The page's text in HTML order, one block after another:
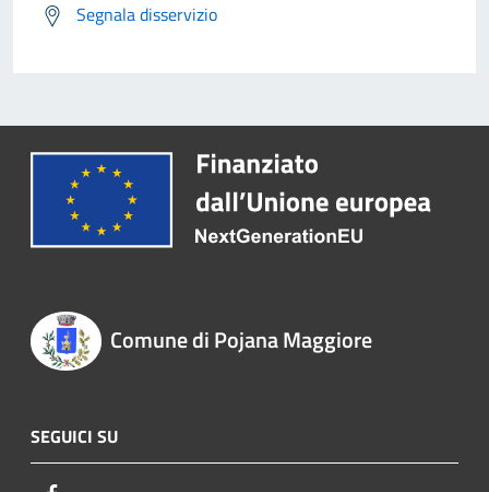
Segnala disservizio
Comune di Pojana Maggiore
SEGUICI SU